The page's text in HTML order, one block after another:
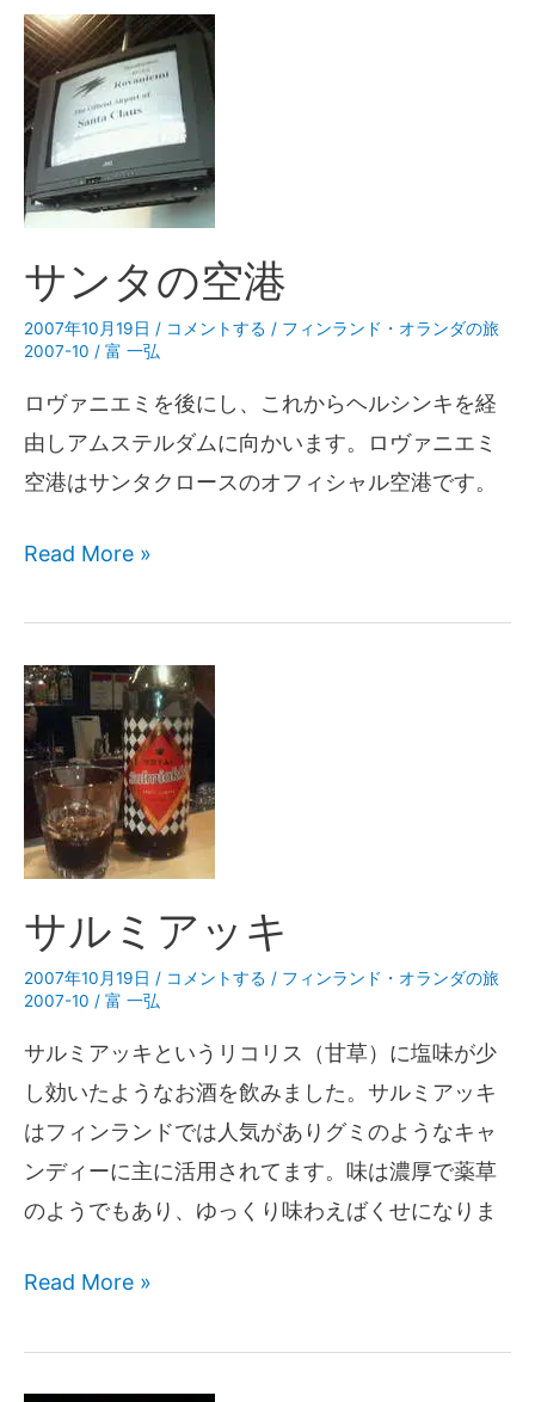
サンタの空港
2007年10月19日 / コメントする / フィンランド・オランダの旅
2007-10 / 富 一弘
ロヴァニエミを後にし、これからヘルシンキを経
由しアムステルダムに向かいます。ロヴァニエミ
空港はサンタクロースのオフィシャル空港です。
Read More »
サルミアッキ
2007年10月19日 / コメントする / フィンランド・オランダの旅
2007-10 / 富 一弘
サルミアッキというリコリス（甘草）に塩味が少
し効いたようなお酒を飲みました。サルミアッキ
はフィンランドでは人気がありグミのようなキャ
ンディーに主に活用されてます。味は濃厚で薬草
のようでもあり、ゆっくり味わえばくせになりま
Read More »